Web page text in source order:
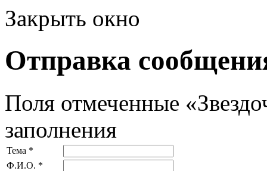
Закрыть окно
Отправка
Поля отмеченные
заполнения
Тема *
Ф.И.О. *